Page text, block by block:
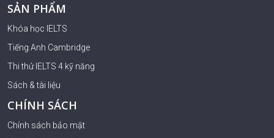
SẢN PHẨM
Khóa học IELTS
Tiếng Anh Cambridge
Thi thử IELTS 4 kỹ năng
Sách & tài liệu
CHÍNH SÁCH
Chính sách bảo mật